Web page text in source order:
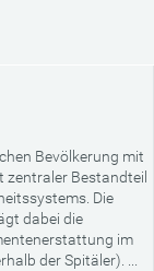
Bevölkerung mit
zentraler Bestandteil
Die
dabei die
im
der Spitäler). ...